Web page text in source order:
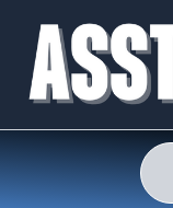
conteúdo